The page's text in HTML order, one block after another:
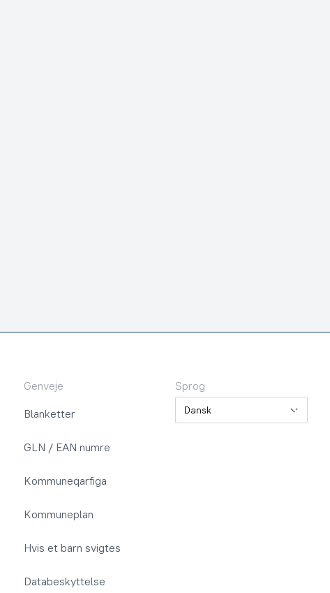
Genveje
Blanketter
GLN / EAN numre
Kommuneqarfiga
Kommuneplan
Hvis et barn svigtes
Databeskyttelse
Sprog
Sprog